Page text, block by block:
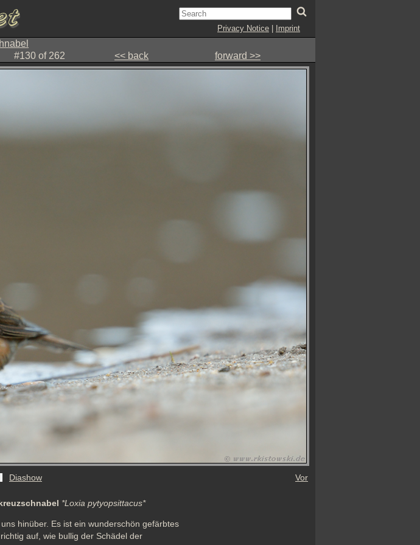
Privacy Notice Imprint
#130 of 262 << back forward >>
Diashow Vor
*Loxia pytyopsittacus*
hinüber. Es ist ein wunderschön gefärbtes
auf, wie bullig der Schädel der